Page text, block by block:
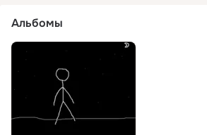
Альбомы